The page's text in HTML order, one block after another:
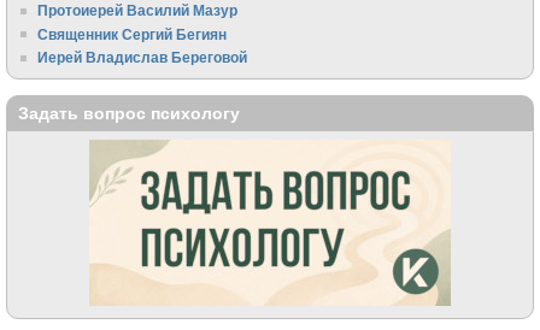
Протоиерей Василий Мазур
Священник Сергий Бегиян
Иерей Владислав Береговой
Задать вопрос психологу